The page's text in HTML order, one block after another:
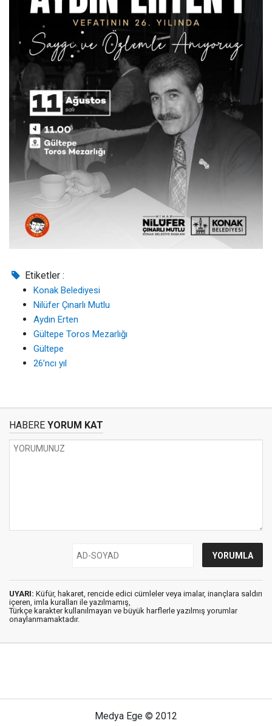
Etiketler :
Konak Belediyesi
Nilüfer Çınarlı Mutlu
Aydın Erten
Gültepe Toros Mezarlığı
Gültepe
26’ncı yıl
HABERE YORUM KAT
UYARI: Küfür, hakaret, rencide edici cümleler veya imalar, inançlara saldırı
içeren, imla kuralları ile yazılmamış,
Türkçe karakter kullanılmayan ve büyük harflerle yazılmış yorumlar
onaylanmamaktadır.
Medya Ege © 2012